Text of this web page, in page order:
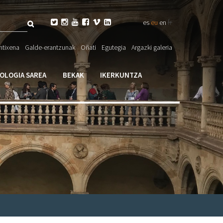
Bilatu
       es eu en fr
Galde-erantzunak Oñati Egutegia Argazki galeria
SAREA BEKAK
IKERKUNTZA